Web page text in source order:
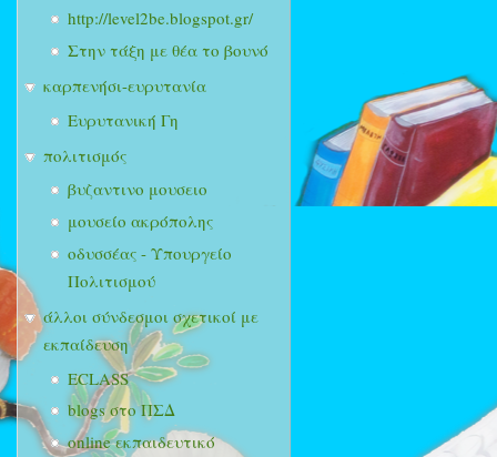
http://level2be.blogspot.gr/
Στην τάξη με θέα το βουνό
καρπενήσι-ευρυτανία
Ευρυτανική Γη
πολιτισμός
βυζαντινο μουσειο
μουσείο ακρόπολης
οδυσσέας - Υπουργείο
Πολιτισμού
άλλοι σύνδεσμοι σχετικοί με
εκπαίδευση
ECLASS
blogs στο ΠΣΔ
online εκπαιδευτικό